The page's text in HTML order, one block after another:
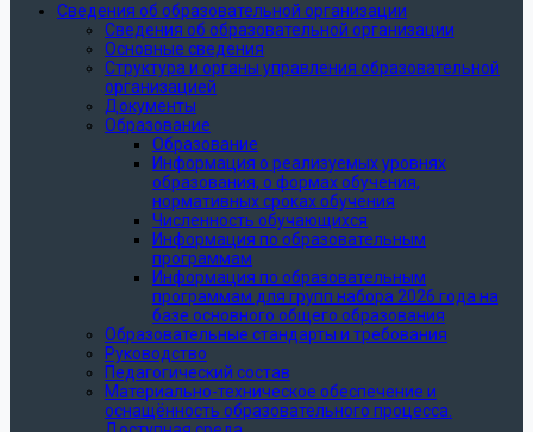
Сведения об образовательной организации
Сведения об образовательной организации
Основные сведения
Структура и органы управления образовательной
организацией
Документы
Образование
Образование
Информация о реализуемых уровнях
образования, о формах обучения,
нормативных сроках обучения
Численность обучающихся
Информация по образовательным
программам
Информация по образовательным
программам для групп набора 2026 года на
базе основного общего образования
Образовательные стандарты и требования
Руководство
Педагогический состав
Материально-техническое обеспечение и
оснащённость образовательного процесса.